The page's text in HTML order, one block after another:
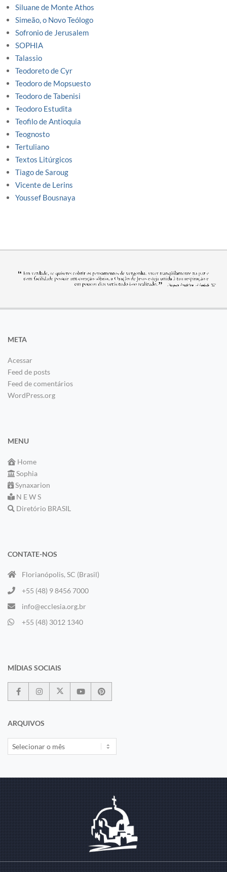
Siluane de Monte Athos
Simeão, o Novo Teólogo
Sofronio de Jerusalem
SOPHIA
Talassio
Teodoreto de Cyr
Teodoro de Mopsuesto
Teodoro de Tabenisi
Teodoro Estudita
Teofilo de Antioquia
Teognosto
Tertuliano
Textos Litúrgicos
Tiago de Saroug
Vicente de Lerins
Youssef Bousnaya
META
Acessar
Feed de posts
Feed de comentários
WordPress.org
MENU
Home
Sophia
Synaxarion
N E W S
Diretório BRASIL
CONTATE-NOS
Florianópolis, SC (Brasil)
+55 (48) 9 8456 7000
info@ecclesia.org.br
+55 (48) 3012 1340
MÍDIAS SOCIAIS
ARQUIVOS